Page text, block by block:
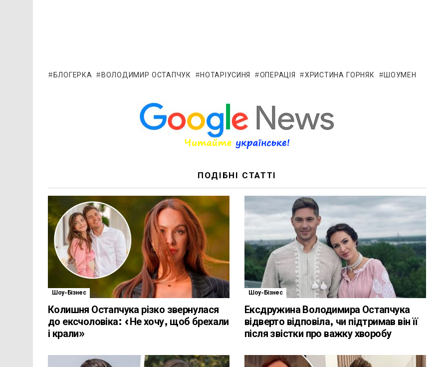
БЛОГЕРКА ВОЛОДИМИР ОСТАПЧУК НОТАРІУСИНЯ ОПЕРАЦІЯ ХРИСТИНА ГОРНЯК ШОУМЕН
ПОДІБНІ СТАТТІ
Шоу-Бізнес
Колишня Остапчука різко звернулася
до ексчоловіка: «Не хочу, щоб брехали
і крали»
Шоу-Бізнес
Ексдружина Володимира Остапчука
відверто відповіла, чи підтримав він її
після звістки про важку хворобу